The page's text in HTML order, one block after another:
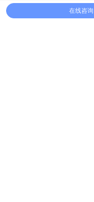
矿用本安型执法记
在线咨询